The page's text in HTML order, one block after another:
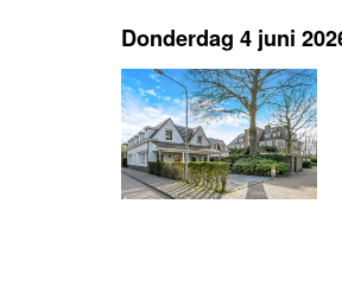
Donderdag 4 juni